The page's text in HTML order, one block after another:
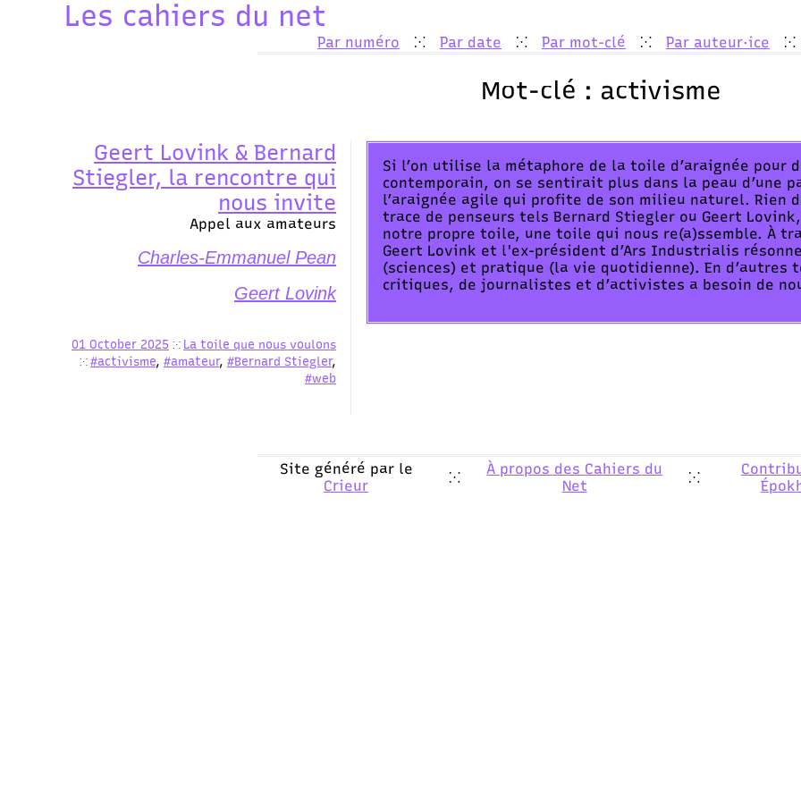
Les cahiers du net
Par numéro ⁙ Par date ⁙ Par mot-clé ⁙ Par auteur·ice ⁙
Mot-clé : activisme
Geert Lovink & Bernard
Stiegler, la rencontre qui
nous invite
Appel aux amateurs
Charles-Emmanuel Pean
Geert Lovink
01 October 2025 ⁙ La toile que nous voulons
⁙ #activisme, #amateur, #Bernard Stiegler,
#web
Si l’on utilise la métaphore de la toile d’araignée pour
contemporain, on se sentirait plus dans la peau d’une
l’araignée agile qui profite de son milieu naturel. Rien
trace de penseurs tels Bernard Stiegler ou Geert
notre propre toile, une toile qui nous re(a)ssemble. À
Geert Lovink et l'ex-président d’Ars Industrialis
(sciences) et pratique (la vie quotidienne). En d’autres
critiques, de journalistes et d’activistes a besoin de
Site généré par le
Crieur
⁙
À propos des Cahiers du
Net
⁙